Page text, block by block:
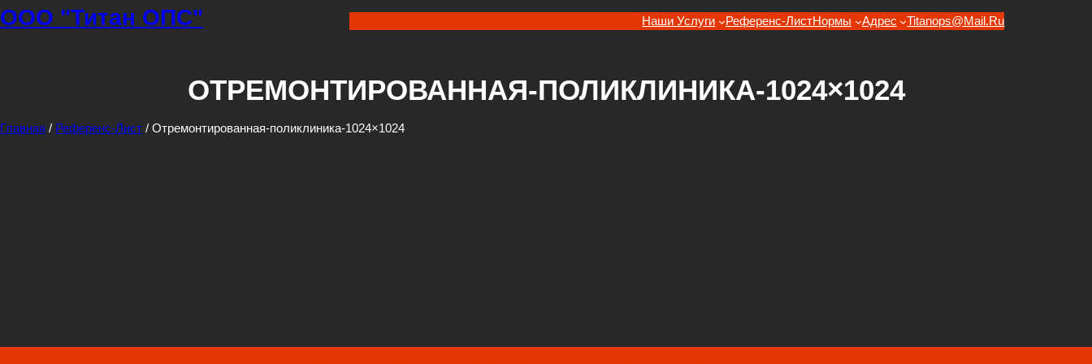
Перейти
ООО "Титан ОПС" Наши Услуги Референс-ЛистНормы Адрес Titanops@mail.ru
ОТРЕМОНТИРОВАННАЯ-ПОЛИКЛИНИКА-1024×1024
Главная / Референс-Лист / Отремонтированная-поликлиника-1024×1024